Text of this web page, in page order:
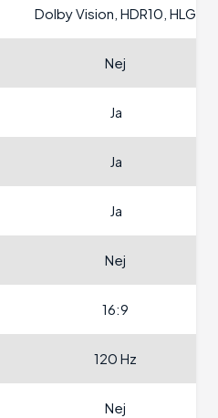
Dolby Vision, HDR10, HLG
Nej
Ja
Ja
Ja
Nej
16:9
120 Hz
Nej